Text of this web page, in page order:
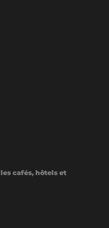
cafés, hôtels et